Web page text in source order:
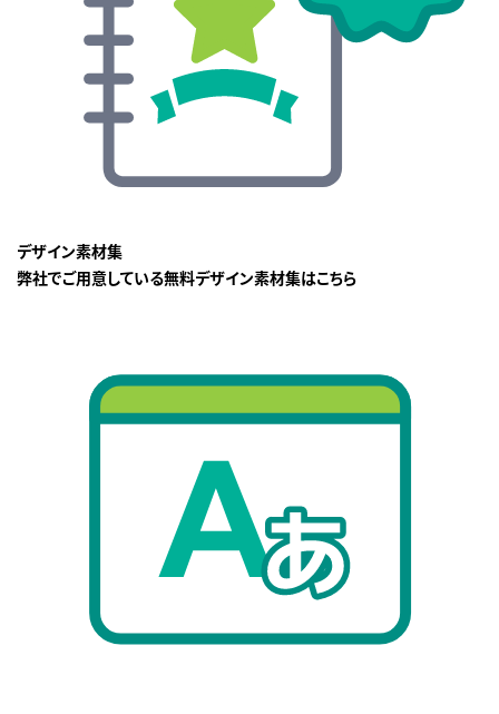
デザイン素材集
弊社でご用意している無料デザイン素材集はこちら